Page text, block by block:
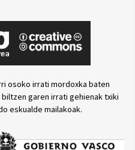
osoko irrati mordoxka baten
garen irrati gehienak txiki
eskualde mailakoak.